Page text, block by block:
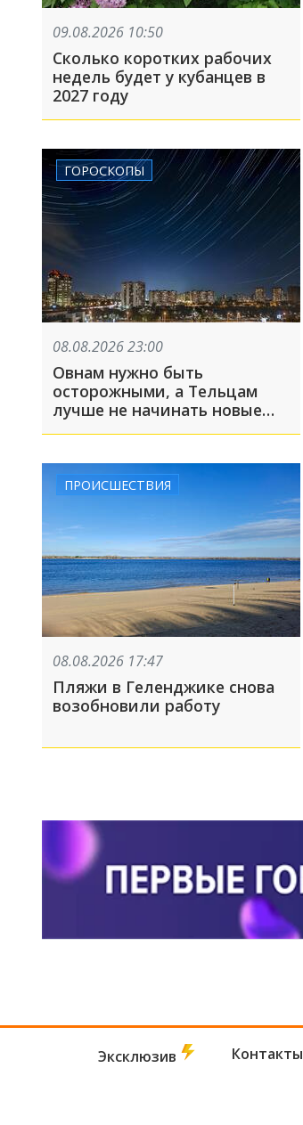
09.08.2026 10:50
Сколько коротких рабочих
недель будет у кубанцев в
2027 году
ГОРОСКОПЫ
08.08.2026 23:00
Овнам нужно быть
осторожными, а Тельцам
лучше не начинать новые
дела
ПРОИСШЕСТВИЯ
08.08.2026 17:47
Пляжи в Геленджике снова
возобновили работу
Эксклюзив Контакты